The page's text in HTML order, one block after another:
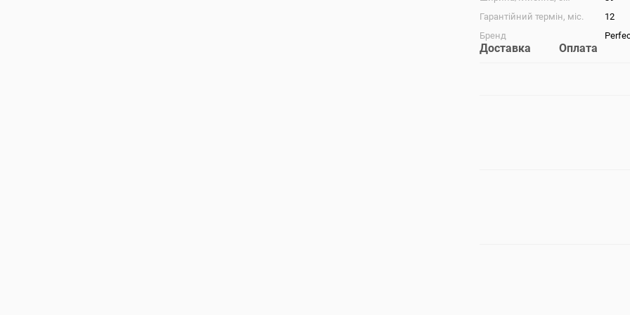
Гарантійний термін, міс.
12
Бренд
Доставка Оплата